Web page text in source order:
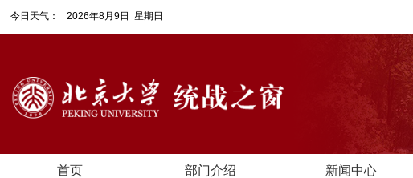
今日天气： 2026年8月9日 星期日
首页 部门介绍 新闻中心